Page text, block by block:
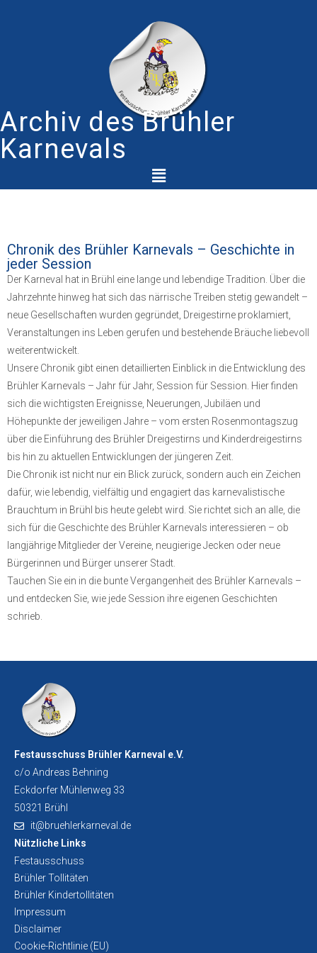
Archiv des Brühler
Karnevals
Chronik des Brühler Karnevals – Geschichte in
jeder Session
Der Karneval hat in Brühl eine lange und lebendige Tradition. Über die
Jahrzehnte hinweg hat sich das närrische Treiben stetig gewandelt –
neue Gesellschaften wurden gegründet, Dreigestirne proklamiert,
Veranstaltungen ins Leben gerufen und bestehende Bräuche liebevoll
weiterentwickelt.
Unsere Chronik gibt einen detaillierten Einblick in die Entwicklung des
Brühler Karnevals – Jahr für Jahr, Session für Session. Hier finden
sich die wichtigsten Ereignisse, Neuerungen, Jubiläen und
Höhepunkte der jeweiligen Jahre – vom ersten Rosenmontagszug
über die Einführung des Brühler Dreigestirns und Kinderdreigestirns
bis hin zu aktuellen Entwicklungen der jüngeren Zeit.
Die Chronik ist nicht nur ein Blick zurück, sondern auch ein Zeichen
dafür, wie lebendig, vielfältig und engagiert das karnevalistische
Brauchtum in Brühl bis heute gelebt wird. Sie richtet sich an alle, die
sich für die Geschichte des Brühler Karnevals interessieren – ob
langjährige Mitglieder der Vereine, neugierige Jecken oder neue
Bürgerinnen und Bürger unserer Stadt.
Tauchen Sie ein in die bunte Vergangenheit des Brühler Karnevals –
und entdecken Sie, wie jede Session ihre eigenen Geschichten
schrieb.
Festausschuss Brühler Karneval e.V.
c/o Andreas Behning
Eckdorfer Mühlenweg 33
50321 Brühl
it@bruehlerkarneval.de
Nützliche Links
Festausschuss
Brühler Tollitäten
Brühler Kindertollitäten
Impressum
Disclaimer
Cookie-Richtlinie (EU)